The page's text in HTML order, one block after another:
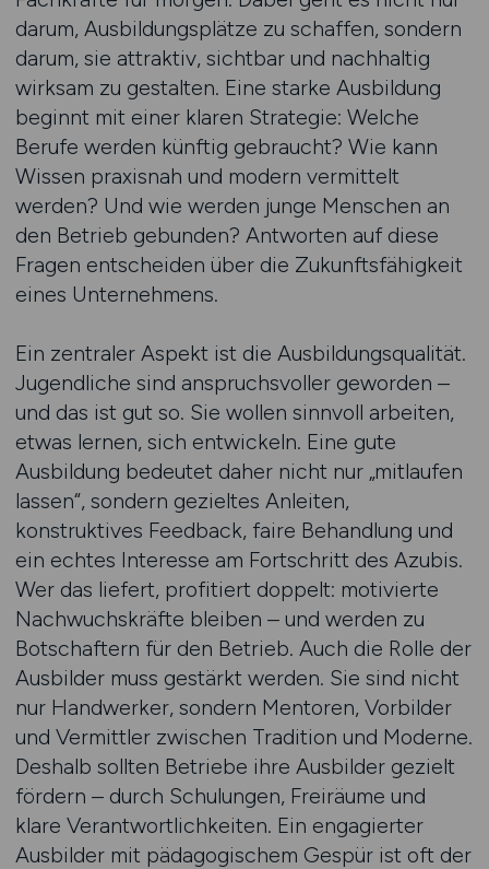
darum, Ausbildungsplätze zu schaffen, sondern
darum, sie attraktiv, sichtbar und nachhaltig
wirksam zu gestalten. Eine starke Ausbildung
beginnt mit einer klaren Strategie: Welche
Berufe werden künftig gebraucht? Wie kann
Wissen praxisnah und modern vermittelt
werden? Und wie werden junge Menschen an
den Betrieb gebunden? Antworten auf diese
Fragen entscheiden über die Zukunftsfähigkeit
eines Unternehmens.
Ein zentraler Aspekt ist die Ausbildungsqualität.
Jugendliche sind anspruchsvoller geworden –
und das ist gut so. Sie wollen sinnvoll arbeiten,
etwas lernen, sich entwickeln. Eine gute
Ausbildung bedeutet daher nicht nur „mitlaufen
lassen“, sondern gezieltes Anleiten,
konstruktives Feedback, faire Behandlung und
ein echtes Interesse am Fortschritt des Azubis.
Wer das liefert, profitiert doppelt: motivierte
Nachwuchskräfte bleiben – und werden zu
Botschaftern für den Betrieb. Auch die Rolle der
Ausbilder muss gestärkt werden. Sie sind nicht
nur Handwerker, sondern Mentoren, Vorbilder
und Vermittler zwischen Tradition und Moderne.
Deshalb sollten Betriebe ihre Ausbilder gezielt
fördern – durch Schulungen, Freiräume und
klare Verantwortlichkeiten. Ein engagierter
Ausbilder mit pädagogischem Gespür ist oft der